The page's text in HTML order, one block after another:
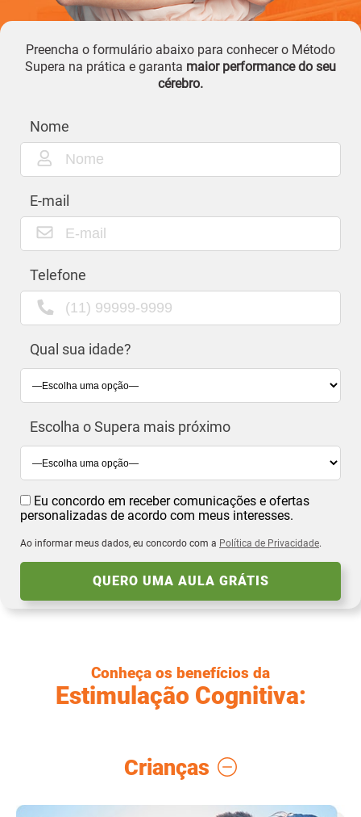
Preencha o formulário abaixo para conhecer o Método
Supera na prática e garanta maior performance do seu
cérebro.
1
Nome
E-mail
Telefone
Qual sua idade?
Escolha o Supera mais próximo
Eu concordo em receber comunicações e ofertas
personalizadas de acordo com meus interesses.
Ao informar meus dados, eu concordo com a Política de Privacidade.
Conheça os benefícios da
Estimulação Cognitiva:
Crianças